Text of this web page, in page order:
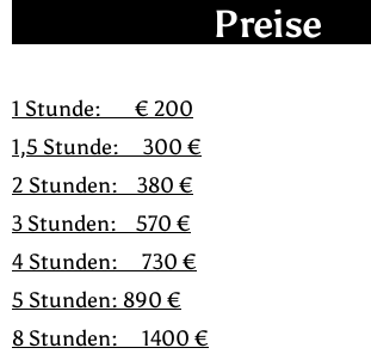
Preise
1 Stunde: € 200
1,5 Stunde: 300 €
2 Stunden: 380 €
3 Stunden: 570 €
4 Stunden: 730 €
5 Stunden: 890 €
8 Stunden: 1400 €